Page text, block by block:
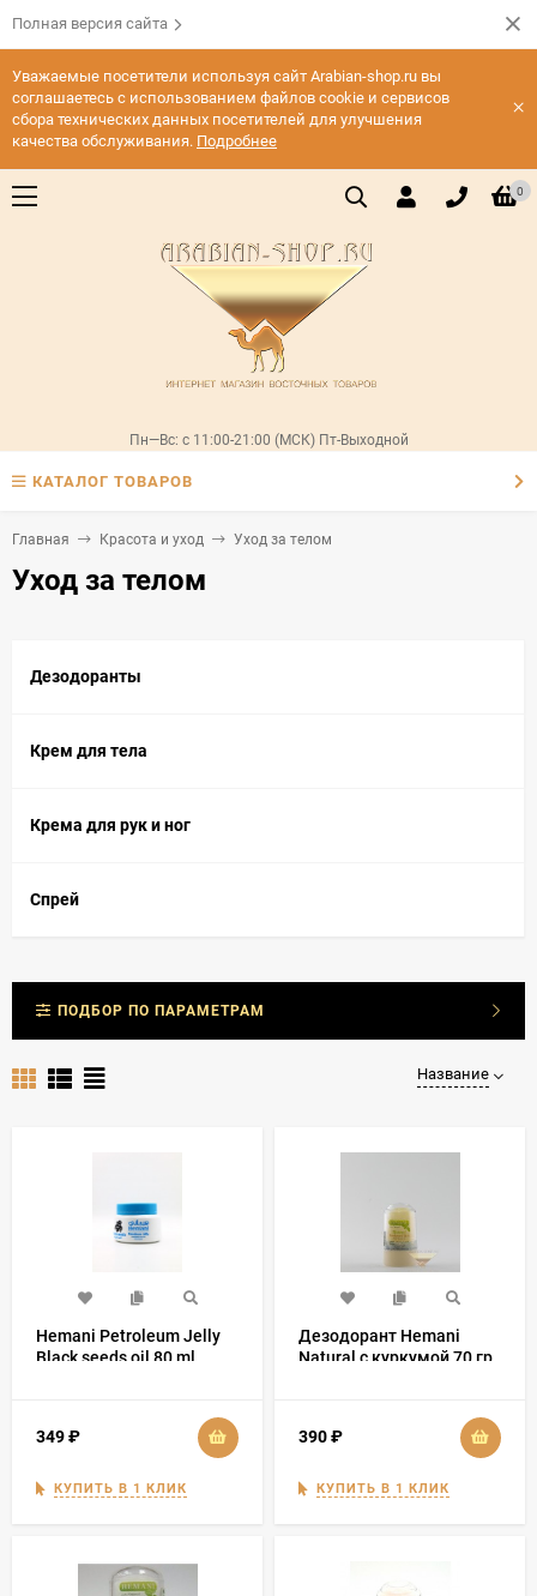
Полная версия сайта
Уважаемые посетители используя сайт Arabian-shop.ru вы
соглашаетесь с использованием файлов cookie и сервисов
сбора технических данных посетителей для улучшения
качества обслуживания. Подробнее
×
0
Пн—Вс: с 11:00-21:00 (МСК) Пт-Выходной
КАТАЛОГ ТОВАРОВ
Главная Красота и уход Уход за телом
Уход за телом
Дезодоранты
Крем для тела
Крема для рук и ног
Спрей
ПОДБОР ПО ПАРАМЕТРАМ
Название
Hemani Petroleum Jelly
Black seeds oil 80 ml
349₽
КУПИТЬ В 1 КЛИК
Дезодорант Hemani
Natural с куркумой 70 гр
390₽
КУПИТЬ В 1 КЛИК